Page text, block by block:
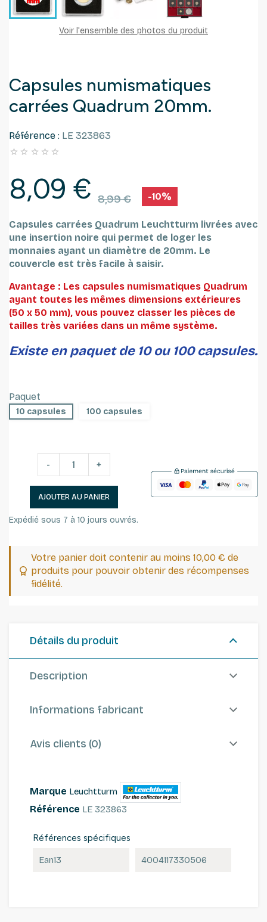
Voir l'ensemble des photos du produit
Capsules numismatiques
carrées Quadrum 20mm.
Référence : LE 323863
    
8,09 € 8,99 € -10%
Capsules carrées Quadrum Leuchtturm livrées avec
une insertion noire qui permet de loger les
monnaies ayant un diamètre de 20mm. Le
couvercle est très facile à saisir.
Avantage : Les capsules numismatiques Quadrum
ayant toutes les mêmes dimensions extérieures
(50 x 50 mm), vous pouvez classer les pièces de
tailles très variées dans un même système.
Existe en paquet de 10 ou 100 capsules.
Paquet
10 capsules 100 capsules
- +
AJOUTER AU PANIER
Expédié sous 7 à 10 jours ouvrés.
Votre panier doit contenir au moins 10,00 € de
produits pour pouvoir obtenir des récompenses
fidélité.
Détails du produit
Description
Informations fabricant
Avis clients (0)
Marque Leuchtturm
Référence LE 323863
Références spécifiques
Ean13 4004117330506